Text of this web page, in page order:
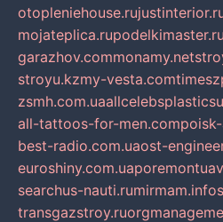
otopleniehouse.ru
mojateplica.rupodelkimaster.ru
garazhov.commonamy.net
stroyu.kzmy-vesta.com
zsmh.com.ua
all-tattoos-for-men.com
best-radio.com.uaost-
euroshiny.com.ua
searchus-nauti.rumirmam.info
transgazstroy.ru